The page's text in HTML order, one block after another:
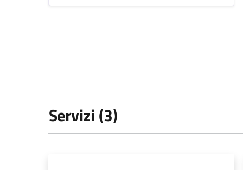
Servizi (3)